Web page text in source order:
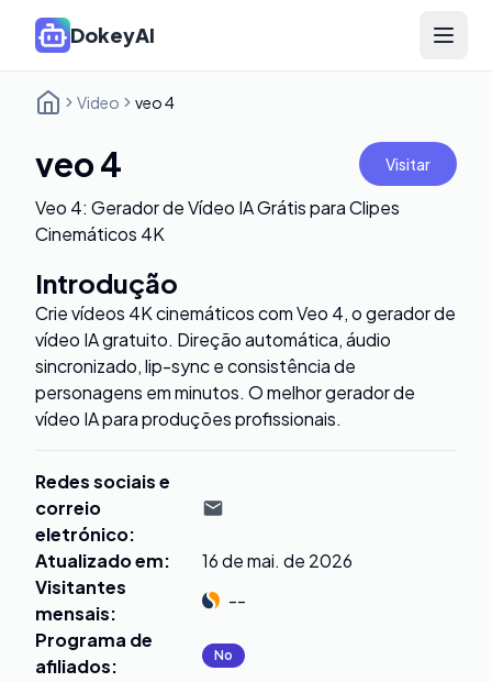
DokeyAI Open
Video veo 4
veo 4 Visitar
Veo 4: Gerador de Vídeo IA Grátis para Clipes
Cinemáticos 4K
Introdução
Crie vídeos 4K cinemáticos com Veo 4, o gerador de
vídeo IA gratuito. Direção automática, áudio
sincronizado, lip-sync e consistência de
personagens em minutos. O melhor gerador de
vídeo IA para produções profissionais.
Redes sociais e
correio
eletrónico:
Atualizado em:
16 de mai. de 2026
Visitantes
mensais:
--
Programa de
afiliados: No